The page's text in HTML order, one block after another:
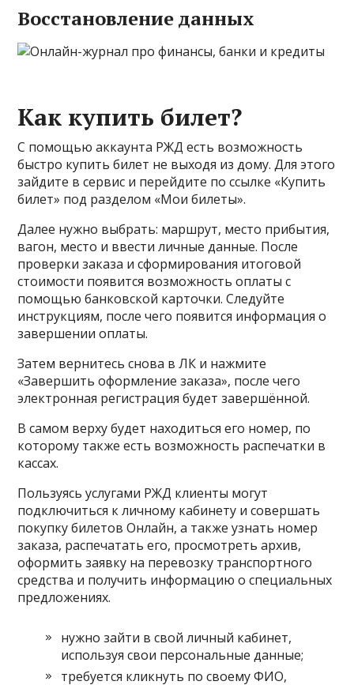
Восстановление данных
Как купить билет?
С помощью аккаунта РЖД есть возможность
быстро купить билет не выходя из дому. Для этого
зайдите в сервис и перейдите по ссылке «Купить
билет» под разделом «Мои билеты».
Далее нужно выбрать: маршрут, место прибытия,
вагон, место и ввести личные данные. После
проверки заказа и сформирования итоговой
стоимости появится возможность оплаты с
помощью банковской карточки. Следуйте
инструкциям, после чего появится информация о
завершении оплаты.
Затем вернитесь снова в ЛК и нажмите
«Завершить оформление заказа», после чего
электронная регистрация будет завершённой.
В самом верху будет находиться его номер, по
которому также есть возможность распечатки в
кассах.
Пользуясь услугами РЖД клиенты могут
подключиться к личному кабинету и совершать
покупку билетов Онлайн, а также узнать номер
заказа, распечатать его, просмотреть архив,
оформить заявку на перевозку транспортного
средства и получить информацию о специальных
предложениях.
нужно зайти в свой личный кабинет,
используя свои персональные данные;
требуется кликнуть по своему ФИО,